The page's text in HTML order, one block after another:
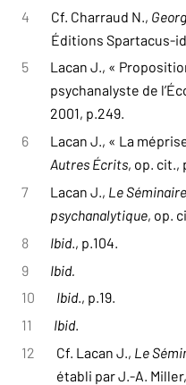
4
Cf. Charraud N.,
Éditions Spartacus-
5
Lacan J., «
psychanalyste de
2001, p.249.
6
Lacan J., « La
Autres Écrits, op. cit.,
7
Lacan J., Le Séminaire
psychanalytique, op.
8
Ibid., p.104.
9
Ibid.
10
Ibid., p.19.
11
Ibid.
12
Cf. Lacan J., Le
établi par J.-A.